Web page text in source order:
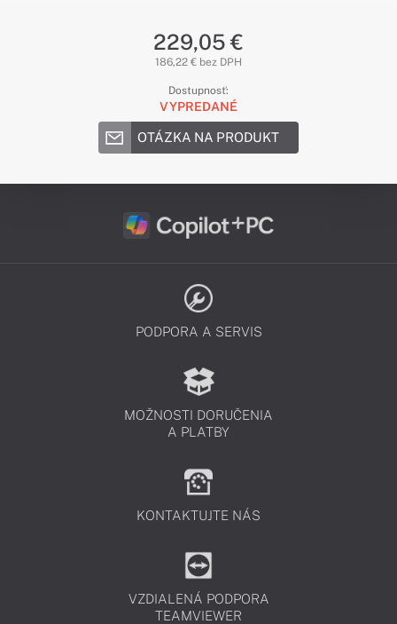
229,05 €
186,22 € bez DPH
Dostupnosť:
VYPREDANÉ
OTÁZKA NA PRODUKT
PODPORA A SERVIS
MOŽNOSTI DORUČENIA
A PLATBY
KONTAKTUJTE NÁS
VZDIALENÁ PODPORA
TEAMVIEWER